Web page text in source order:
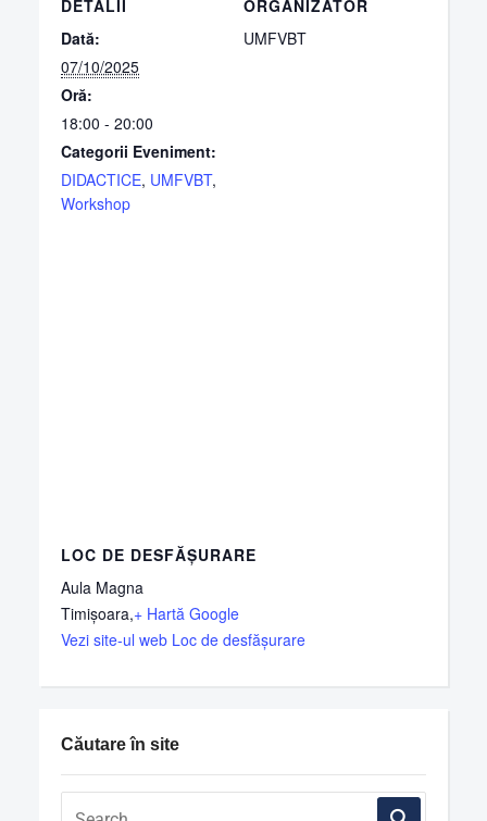
Căutare în site
DETALII
Dată:
07/10/2025
Oră:
18:00 - 20:00
Categorii Eveniment:
DIDACTICE, UMFVBT,
Workshop
ORGANIZATOR
UMFVBT
LOC DE DESFĂȘURARE
Aula Magna
Timișoara,+ Hartă Google
Vezi site-ul web Loc de desfășurare